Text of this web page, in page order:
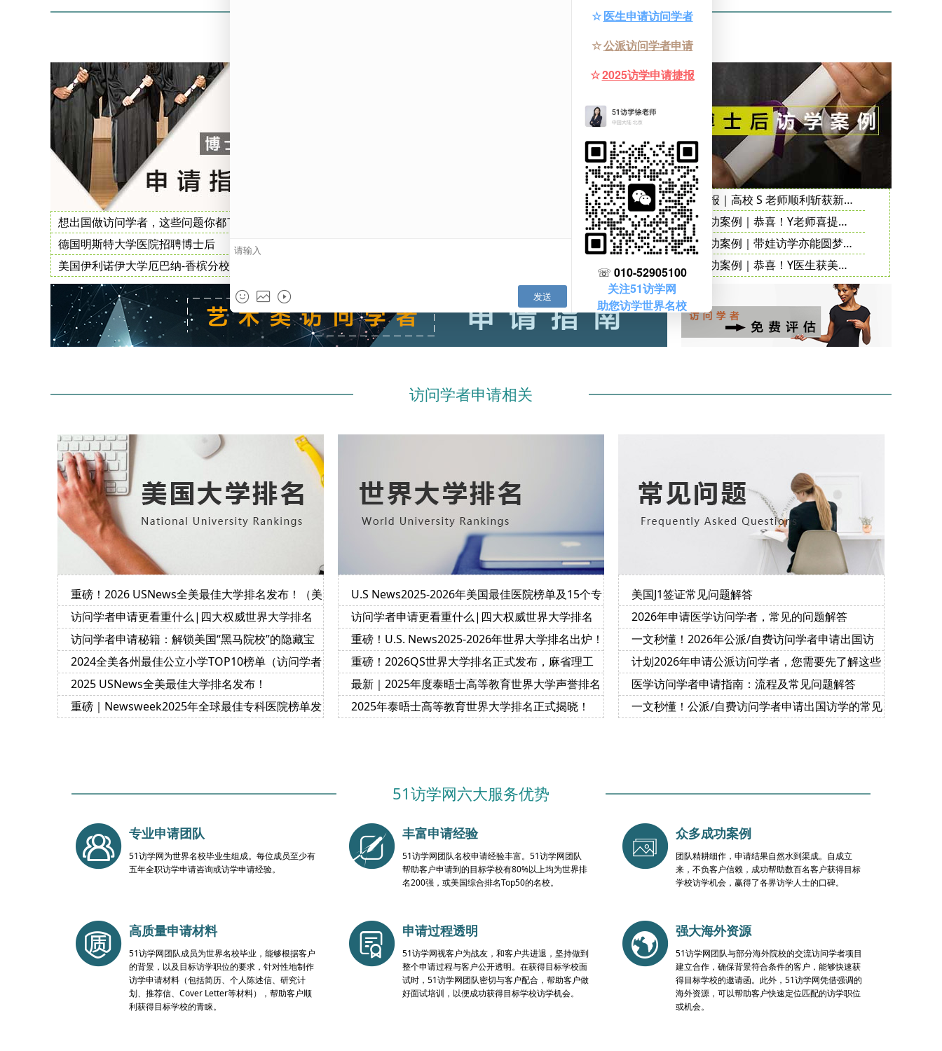
德国明斯特大学医院招聘博士后
博后招聘信息
12-02
11-25
08-12
06-23
06-05
06-04
喜报｜高校 S 老师顺利斩获新加坡国立大学访问学者邀请函
成功案例｜恭喜！Y老师喜提不列颠哥伦比亚大学邀请函
成功案例｜带娃访学亦能圆梦！S 医生顺利拿下梅奥诊所访问学者邀请函
成功案例｜恭喜！Y医生获美国梅奥诊所访问学者邀请函
访问学者申请相关
重磅！2026 USNews全美最佳大学排名发布！（美
国访学必读）
访问学者申请更看重什么|四大权威世界大学排名
榜的评价指标及侧重点
访问学者申请秘籍：解锁美国“黑马院校”的隐藏宝
藏
2024全美各州最佳公立小学TOP10榜单（访问学者
带娃赴美访学参考）
2025 USNews全美最佳大学排名发布！
重磅｜Newsweek2025年全球最佳专科医院榜单发
U.S News2025-2026年美国最佳医院榜单及15个专
科排名
访问学者申请更看重什么|四大权威世界大学排名
榜的评价指标及侧重点
重磅！U.S. News2025-2026年世界大学排名出炉！
重磅！2026QS世界大学排名正式发布，麻省理工
学院连续第14年位居榜首
最新｜2025年度泰晤士高等教育世界大学声誉排名
正式揭晓！
2025年泰晤士高等教育世界大学排名正式揭晓！
美国J1签证常见问题解答
2026年申请医学访问学者，常见的问题解答
一文秒懂！2026年公派/自费访问学者申请出国访
学的常见问题解答
计划2026年申请公派访问学者，您需要先了解这些
重点……
医学访问学者申请指南：流程及常见问题解答
一文秒懂！公派/自费访问学者申请出国访学的常见
51访学网六大服务优势
专业申请团队
51访学网为世界名校毕业生组成。每位成员至少有
五年全职访学申请咨询或访学申请经验。
丰富申请经验
51访学网团队名校申请经验丰富。51访学网团队
帮助客户申请到的目标学校有80%以上均为世界排
名200强，或美国综合排名Top50的名校。
众多成功案例
团队精耕细作，申请结果自然水到渠成。自成立
来，不负客户信赖，成功帮助数百名客户获得目标
学校访学机会，赢得了各界访学人士的口碑。
高质量申请材料
51访学网团队成员为世界名校毕业，能够根据客户
的背景，以及目标访学职位的要求，针对性地制作
访学申请材料（包括简历、个人陈述信、研究计
划、推荐信、Cover Letter等材料），帮助客户顺
利获得目标学校的青睐。
申请过程透明
51访学网视客户为战友，和客户共进退，坚持做到
整个申请过程与客户公开透明。在获得目标学校面
试时，51访学网团队密切与客户配合，帮助客户做
好面试培训，以便成功获得目标学校访学机会。
强大海外资源
51访学网团队与部分海外院校的交流访问学者项目
建立合作，确保背景符合条件的客户，能够快速获
得目标学校的邀请函。此外，51访学网凭借强调的
海外资源，可以帮助客户快速定位匹配的访学职位
或机会。